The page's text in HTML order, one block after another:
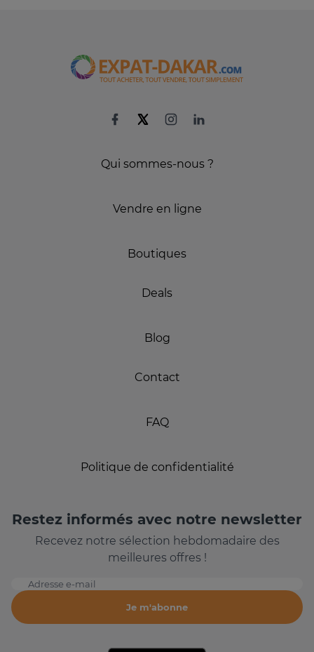
Qui sommes-nous ?
Vendre en ligne
Boutiques
Deals
Blog
Contact
FAQ
Politique de confidentialité
Restez informés avec notre newsletter
Recevez notre sélection hebdomadaire des
meilleures offres !
Adresse e-mail
Je m'abonne